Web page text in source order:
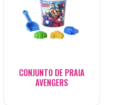
CONJUNTO DE PRAIA
AVENGERS